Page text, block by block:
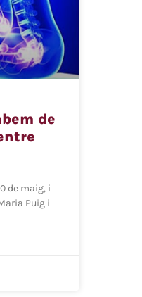
de
de maig, i
Puig i